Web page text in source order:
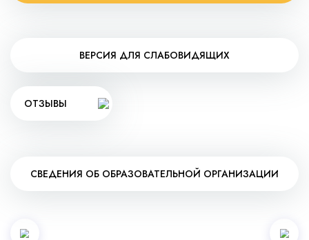
ВЕРСИЯ ДЛЯ СЛАБОВИДЯЩИХ
ОТЗЫВЫ
СВЕДЕНИЯ ОБ ОБРАЗОВАТЕЛЬНОЙ ОРГАНИЗАЦИИ